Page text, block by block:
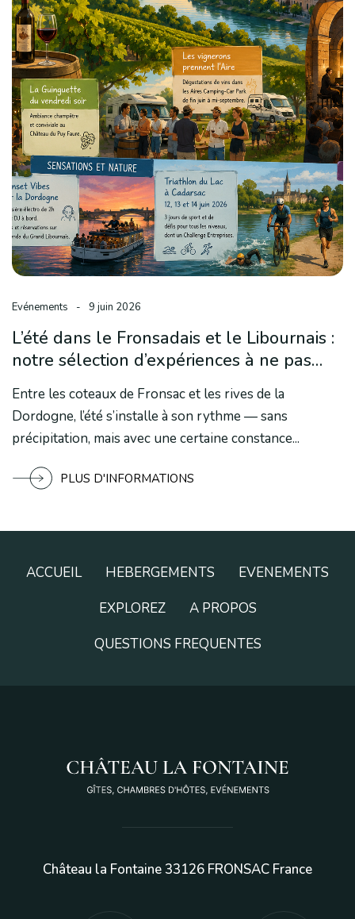
Evénements - 9 juin 2026
L’été dans le Fronsadais et le Libournais :
notre sélection d’expériences à ne pas
manquer
Entre les coteaux de Fronsac et les rives de la
Dordogne, l’été s’installe à son rythme — sans
précipitation, mais avec une certaine constance...
PLUS D'INFORMATIONS
ACCUEIL HEBERGEMENTS
EVENEMENTS
EXPLOREZ
A PROPOS
QUESTIONS FREQUENTES
Château la Fontaine 33126 FRONSAC France